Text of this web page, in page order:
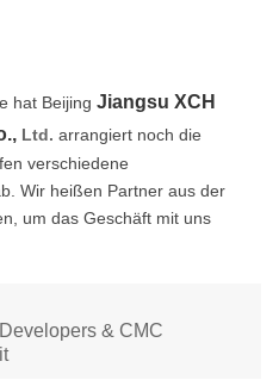
hat Beijing Jiangsu XCH
Ltd. arrangiert noch die
verschiedene
Wir heißen Partner aus der
um das Geschäft mit uns
& CMC